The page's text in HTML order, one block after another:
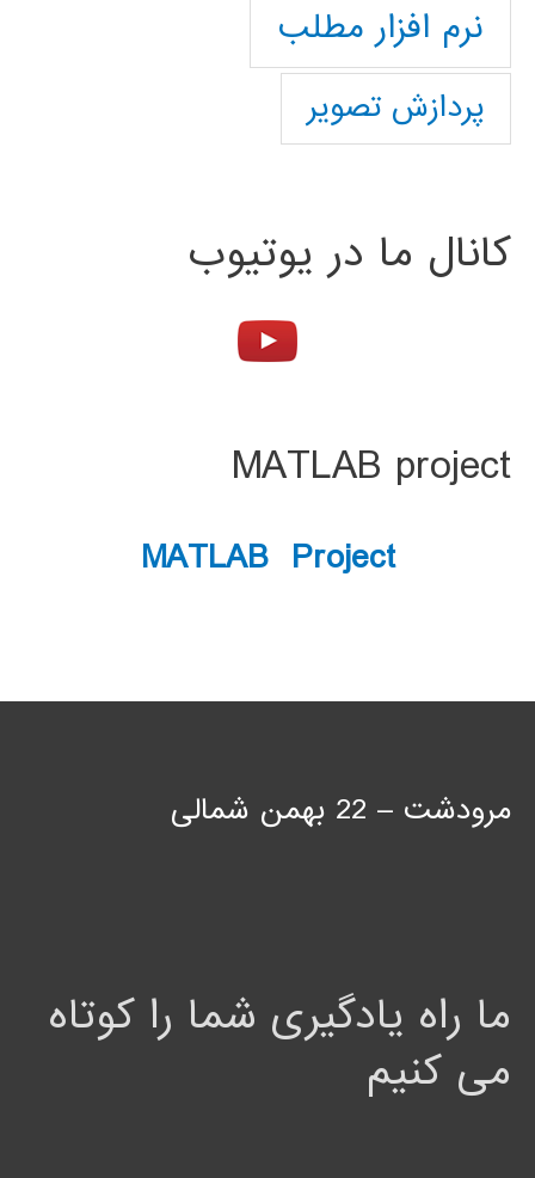
نرم افزار مطلب
پردازش تصویر
کانال ما در یوتیوب
MATLAB project
MATLAB Project
مرودشت – 22 بهمن شمالی
ما راه یادگیری شما را کوتاه
می کنیم